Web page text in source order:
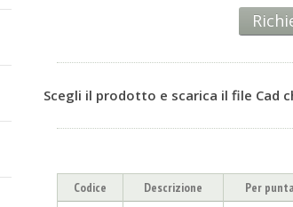
Scegli il prodotto e scarica il file Cad
Codice Descrizione Per